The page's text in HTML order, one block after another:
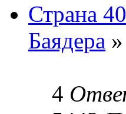
Страна
Баядера
4